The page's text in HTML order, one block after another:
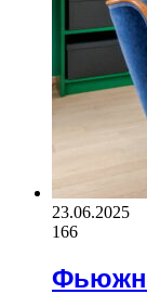
23.06.2025
166
Фьюжн